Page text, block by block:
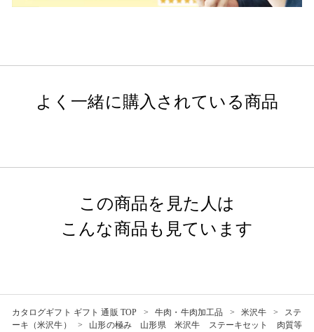
よく一緒に購入されている商品
この商品を見た人は
こんな商品も見ています
カタログギフト ギフト 通販 TOP 牛肉・牛肉加工品 米沢牛
ステ
ーキ（米沢牛）
山形の極み 山形県 米沢牛 ステーキセット 肉質等